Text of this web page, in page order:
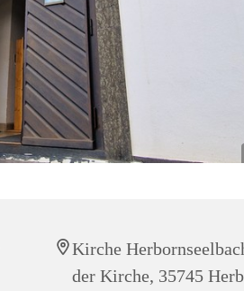
Kirche
der Kirche, 35745